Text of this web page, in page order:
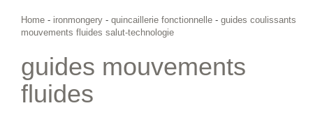
Home - ironmongery - quincaillerie fonctionnelle - guides coulissants
mouvements fluides salut-technologie
guides mouvements
fluides